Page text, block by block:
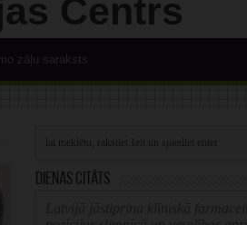
zāļu saraksts
Dienas citāts